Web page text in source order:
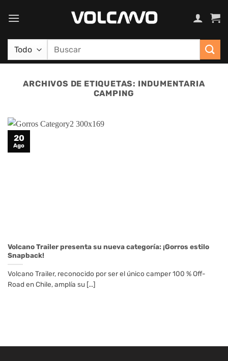
Buscar
ARCHIVOS DE ETIQUETAS: INDUMENTARIA
CAMPING
Volcano Trailer presenta su nueva categoría: ¡Gorros estilo
Snapback!
Volcano Trailer, reconocido por ser el único camper 100 % Off-
Road en Chile, amplía su [...]
20
Ago